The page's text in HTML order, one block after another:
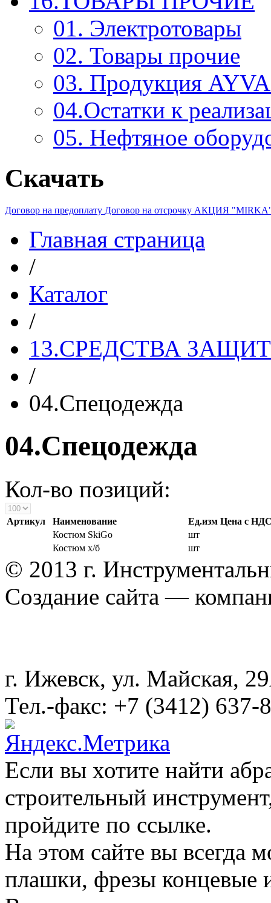
01. Электротовары
02. Товары прочие
03. Продукция
04.Остатки к
05. Нефтяное
Скачать
Договор на предоплату Договор на отсрочку АКЦИЯ
Главная страница
/
Каталог
/
13.СРЕДСТВА
/
04.Спецодежда
04.Спецодежда
Кол-во позиций:
Артикул Наименование Ед.изм Цена с
Костюм SkiGo
шт
Костюм х/б
шт
© 2013 г.
Создание сайта —
г. Ижевск, ул. Майская,
Тел.-факс: +7 (3412) 637-
Если вы хотите найти
строительный
пройдите по ссылке.
На этом сайте вы всегда
плашки, фрезы концевые